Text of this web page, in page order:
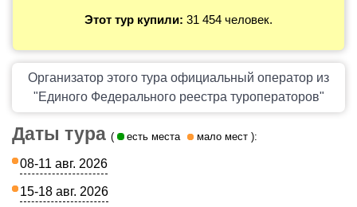
Этот тур купили: 31 454 человек.
Организатор этого тура официальный оператор из
"Единого Федерального реестра туроператоров"
Даты тура ( есть места мало мест ):
08-11 авг. 2026
15-18 авг. 2026